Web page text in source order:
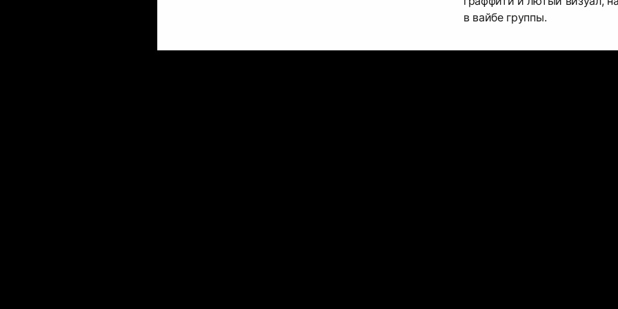
в вайбе группы.